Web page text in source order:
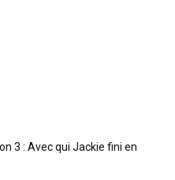
3 : Avec qui Jackie fini en